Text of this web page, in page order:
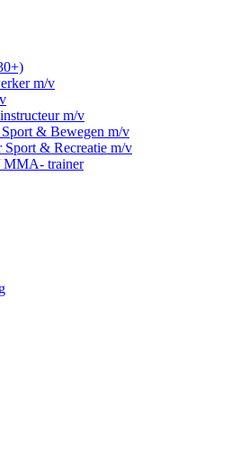
m/v
m/v
& Bewegen m/v
Sport & Recreatie m/v
MMA- trainer